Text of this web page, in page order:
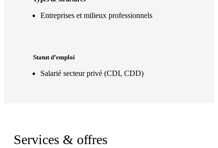
Entreprises et milieux professionnels
Statut d’emploi
Salarié secteur privé (CDI, CDD)
Services & offres